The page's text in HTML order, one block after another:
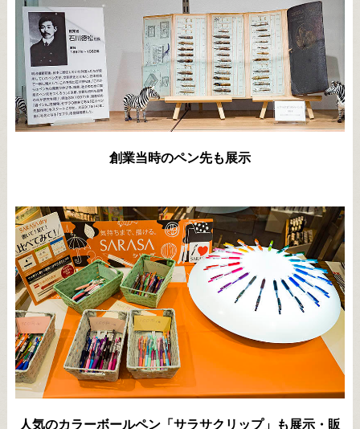
創業当時のペン先も展示
人気のカラーボールペン「サラサクリップ」も展示・販